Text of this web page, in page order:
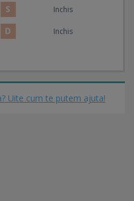
S Inchis
D Inchis
Uite cum te putem ajuta!